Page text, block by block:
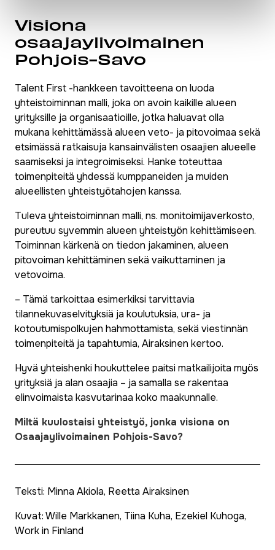
Visiona
osaajaylivoimainen
Pohjois-Savo
Talent First -hankkeen tavoitteena on luoda
yhteistoiminnan malli, joka on avoin kaikille alueen
yrityksille ja organisaatioille, jotka haluavat olla
mukana kehittämässä alueen veto- ja pitovoimaa sekä
etsimässä ratkaisuja kansainvälisten osaajien alueelle
saamiseksi ja integroimiseksi. Hanke toteuttaa
toimenpiteitä yhdessä kumppaneiden ja muiden
alueellisten yhteistyötahojen kanssa.
Tuleva yhteistoiminnan malli, ns. monitoimijaverkosto,
pureutuu syvemmin alueen yhteistyön kehittämiseen.
Toiminnan kärkenä on tiedon jakaminen, alueen
pitovoiman kehittäminen sekä vaikuttaminen ja
vetovoima.
– Tämä tarkoittaa esimerkiksi tarvittavia
tilannekuvaselvityksiä ja koulutuksia, ura- ja
kotoutumispolkujen hahmottamista, sekä viestinnän
toimenpiteitä ja tapahtumia, Airaksinen kertoo.
Hyvä yhteishenki houkuttelee paitsi matkailijoita myös
yrityksiä ja alan osaajia – ja samalla se rakentaa
elinvoimaista kasvutarinaa koko maakunnalle.
Miltä kuulostaisi yhteistyö, jonka visiona on
Osaajaylivoimainen Pohjois-Savo?
Teksti: Minna Akiola, Reetta Airaksinen
Kuvat: Wille Markkanen, Tiina Kuha, Ezekiel Kuhoga,
Work in Finland